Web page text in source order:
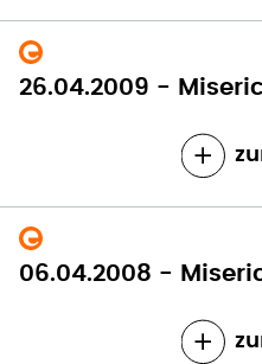
26.04.2009 -
06.04.2008 -